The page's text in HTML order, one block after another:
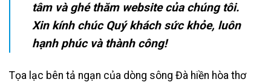
tâm và ghé thăm website của chúng tôi.
Xin kính chúc Quý khách sức khỏe, luôn
hạnh phúc và thành công!
Tọa lạc bên tả ngạn của dòng sông Đà hiền hòa thơ